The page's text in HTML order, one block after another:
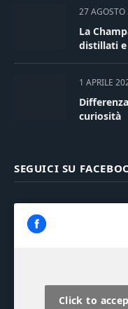
27
La
distillati
1 APRILE
curiosità
SEGUICI SU
Click to